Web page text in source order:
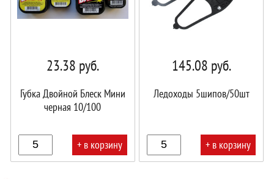
23.38 руб.
Губка Двойной Блеск Мини
черная 10/100
+ в корзину
145.08 руб.
Ледоходы 5шипов/50шт
+ в корзину